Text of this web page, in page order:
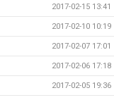
2017-02-15 13:41
2017-02-10 10:19
2017-02-07 17:01
2017-02-06 17:18
2017-02-05 19:36